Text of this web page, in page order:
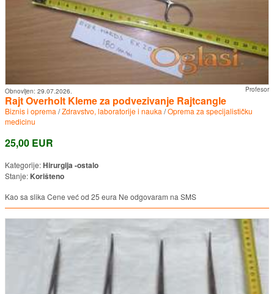
Profesor
Obnovljen: 29.07.2026.
Rajt Overholt Kleme za podvezivanje Rajtcangle
Biznis i oprema /Zdravstvo, laboratorije i nauka /Oprema za specijalističku
medicinu
25,00 EUR
Kategorije:Hirurgija -ostalo
Stanje: Korišteno
Kao sa slika Cene već od 25 eura Ne odgovaram na SMS